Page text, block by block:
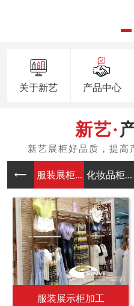
关于新艺 产品中心
服装展柜... 化妆品柜...
服装展示柜加工